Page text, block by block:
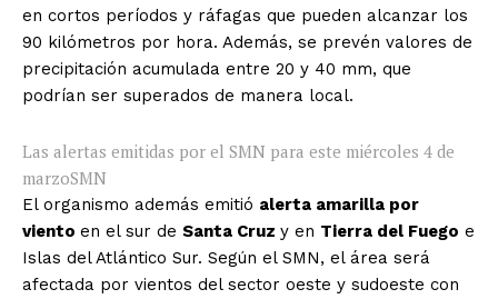
en cortos períodos y ráfagas que pueden alcanzar los
90 kilómetros por hora. Además, se prevén valores de
precipitación acumulada entre 20 y 40 mm, que
podrían ser superados de manera local.
Las alertas emitidas por el SMN para este miércoles 4 de
marzoSMN
El organismo además emitió alerta amarilla por
viento en el sur de Santa Cruz y en Tierra del Fuego e
Islas del Atlántico Sur. Según el SMN, el área será
afectada por vientos del sector oeste y sudoeste con